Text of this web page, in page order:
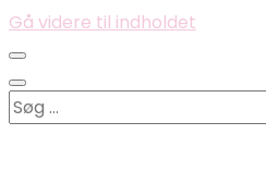
Gå videre til indholdet
Søg
efter: